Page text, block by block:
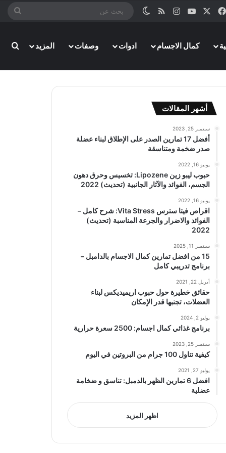
فيسبوك ‫YouTubeانستقرامملخص الموقع RSS
الوضع المظلم
بحث
كمال الاجسام ادوات وصفات المزيد
أشهر المقالات
سبتمبر 25, 2023
أفضل 17 تمارين الصدر على الإطلاق لبناء عضلة
صدر ضخمة ومتناسقة
يونيو 16, 2022
حبوب ليبو زين Lipozene: تخسيس وحرق دهون
الجسم، الفوائد والآثار الجانبية (تحديث) 2022
يونيو 16, 2022
اقراص فيتا سترس Vita Stress: شرح كامل –
الفوائد والاضرار والجرعة المناسبة (تحديث)
2022
سبتمبر 11, 2025
15 من افضل تمارين كمال الاجسام بالدامبل –
برنامج تدريبي كامل
أبريل 22, 2021
حقائق خطيرة حول حبوب اريميديكس لبناء
العضلات، تجنبها قدر الإمكان
يوليو 2, 2024
برنامج غذائي كمال اجسام: 2500 سعرة حرارية
سبتمبر 25, 2023
كيفية تناول 100 جرام من البروتين في اليوم
يوليو 27, 2021
افضل 6 تمارين الظهر بالدمبل: تناسق و ضخامة
عضلية
اظهر المزيد